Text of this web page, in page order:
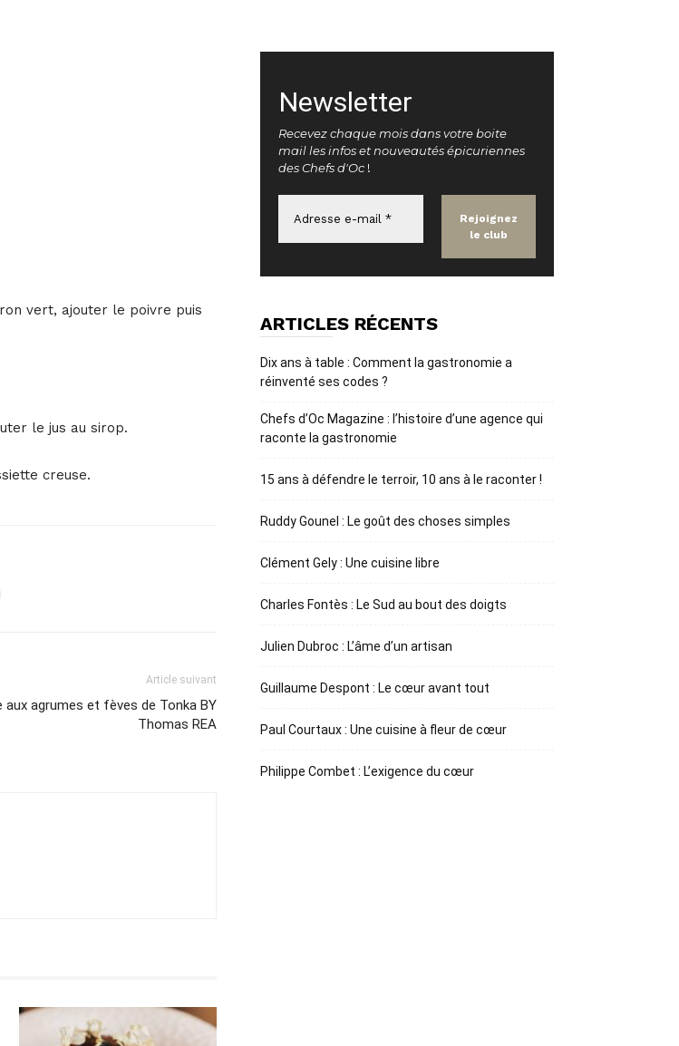
vert, ajouter le poivre puis
le jus au sirop.
creuse.
Article suivant
aux agrumes et fèves de Tonka BY
Thomas REA
Newsletter
Recevez chaque mois dans votre boite
mail les infos et nouveautés épicuriennes
des Chefs d'Oc !
ARTICLES RÉCENTS
Dix ans à table : Comment la gastronomie a
réinventé ses codes ?
Chefs d’Oc Magazine : l’histoire d’une agence qui
raconte la gastronomie
15 ans à défendre le terroir, 10 ans à le raconter !
Ruddy Gounel : Le goût des choses simples
Clément Gely : Une cuisine libre
Charles Fontès : Le Sud au bout des doigts
Julien Dubroc : L’âme d’un artisan
Guillaume Despont : Le cœur avant tout
Paul Courtaux : Une cuisine à fleur de cœur
Philippe Combet : L’exigence du cœur